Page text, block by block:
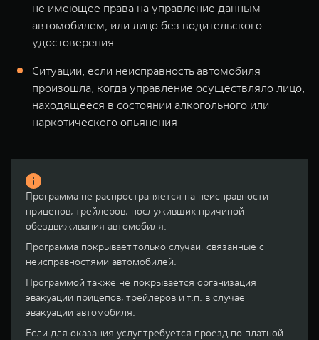
не имеющее права на управление данным
автомобилем, или лицо без водительского
удостоверения
Ситуации, если неисправность автомобиля
произошла, когда управление осуществляло лицо,
находящееся в состоянии алкогольного или
наркотического опьянения
Программа не распространяется на неисправности
прицепов, трейлеров, послуживших причиной
обездвиживания автомобиля.
Программа покрывает только случаи, связанные с
неисправностями автомобилей.
Программой также не покрывается организация
эвакуации прицепов, трейлеров и т.п. в случае
эвакуации автомобиля.
Если для оказания услуг требуется проезд по платной